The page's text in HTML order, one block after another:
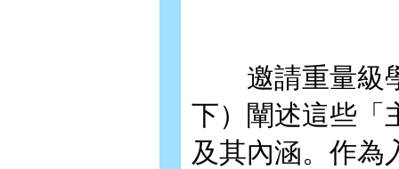
邀請重量級學
下）闡述這些「
及其內涵。作為